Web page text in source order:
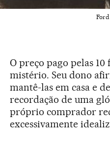
Ford
O preço pago pelas
mistério. Seu dono
mantê-las em casa e
recordação de uma
próprio comprador
excessivamente